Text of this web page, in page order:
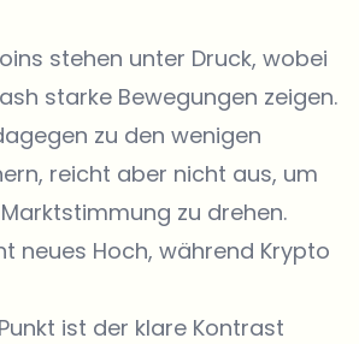
stehen unter Druck, wobei
starke Bewegungen zeigen.
zu den wenigen
reicht aber nicht aus, um
zu drehen.
neues Hoch, während Krypto
ist der klare Kontrast